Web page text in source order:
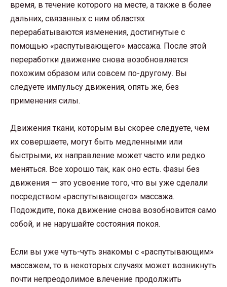
время, в течение которого на месте, а также в более
дальних, связанных с ним областях
перерабатываются изменения, достигнутые с
помощью «распутывающего» массажа. После этой
переработки движение снова возобновляется
похожим образом или совсем по-другому. Вы
следуете импульсу движения, опять же, без
применения силы.
Движения ткани, которым вы скорее следуете, чем
их совершаете, могут быть медленными или
быстрыми, их направление может часто или редко
меняться. Все хорошо так, как оно есть. Фазы без
движения — это усвоение того, что вы уже сделали
посредством «распутывающего» массажа.
Подождите, пока движение снова возобновится само
собой, и не нарушайте состояния покоя.
Если вы уже чуть-чуть знакомы с «распутывающим»
массажем, то в некоторых случаях может возникнуть
почти непреодолимое влечение продолжить